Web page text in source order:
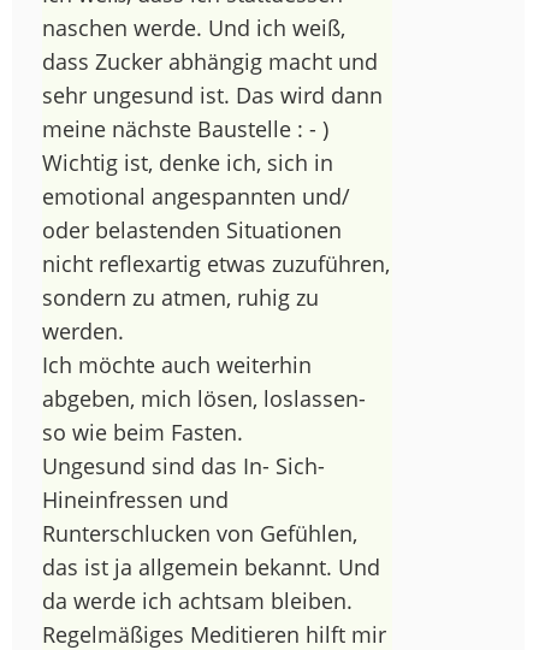
naschen werde. Und ich weiß,
dass Zucker abhängig macht und
sehr ungesund ist. Das wird dann
meine nächste Baustelle : - )
Wichtig ist, denke ich, sich in
emotional angespannten und/
oder belastenden Situationen
nicht reflexartig etwas zuzuführen,
sondern zu atmen, ruhig zu
werden.
Ich möchte auch weiterhin
abgeben, mich lösen, loslassen-
so wie beim Fasten.
Ungesund sind das In- Sich-
Hineinfressen und
Runterschlucken von Gefühlen,
das ist ja allgemein bekannt. Und
da werde ich achtsam bleiben.
Regelmäßiges Meditieren hilft mir